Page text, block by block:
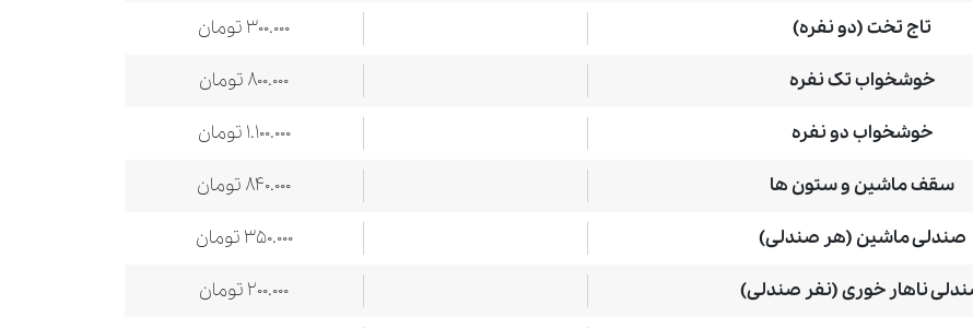
تاج تخت (دو نفره) 300.000 تومان
خوشخواب تک نفره 800.000 تومان
خوشخواب دو نفره 1.100.000 تومان
سقف ماشین و ستون ها 840.000 تومان
صندلی ماشین (هر صندلی) 350.000 تومان
ناهار خوری (نفر صندلی) 200.000 تومان